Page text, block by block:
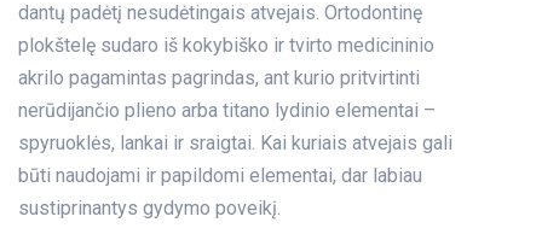
dantų padėtį nesudėtingais atvejais. Ortodontinę
plokštelę sudaro iš kokybiško ir tvirto medicininio
akrilo pagamintas pagrindas, ant kurio pritvirtinti
nerūdijančio plieno arba titano lydinio elementai –
spyruoklės, lankai ir sraigtai. Kai kuriais atvejais gali
būti naudojami ir papildomi elementai, dar labiau
sustiprinantys gydymo poveikį.